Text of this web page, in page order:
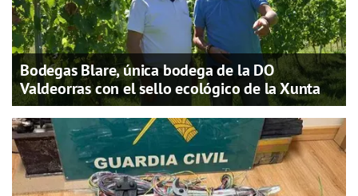
Bodegas Blare, única bodega de la DO
Valdeorras con el sello ecológico de la Xunta